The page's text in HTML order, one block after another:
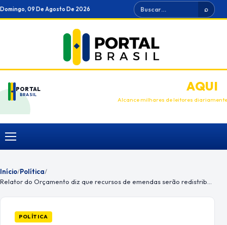
Ir
para
Domingo, 09 De Agosto De 2026 Buscar ⌕
PORTAL
BRASIL
ANUNCIEAQUI
Alcance milhares de leitores diariamente
Menu
Início/Política/
POLÍTICA